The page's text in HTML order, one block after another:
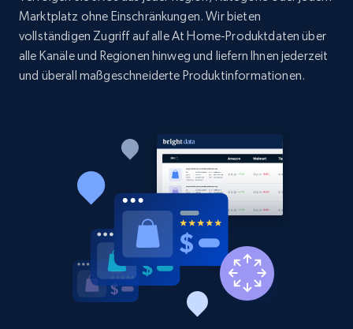
322+ Jetzt anfangen
Etsy - Collect data on products using
Reviews count shop, Reviews count item, Initial
1.9K+ 322+ Jetzt anfangen
Etsy - Collects data from shop's URL
URL, Product id, Listing inventory id, Title, Rating,
Marktplatz ohne Einschränkungen. Wir bieten
vollständigen Zugriff auf alle At Home-Produktdaten über
alle Kanäle und Regionen hinweg und liefern Ihnen jederzeit
und überall maßgeschneiderte Produktinformationen.